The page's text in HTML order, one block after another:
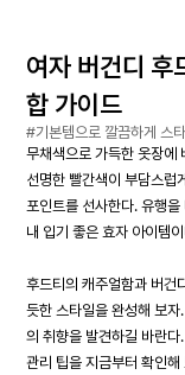
여자 버건디
합 가이드
#기본템으로 깔끔하게 스
무채색으로 가득한 옷장에
선명한 빨간색이 부담스럽
포인트를 선사한다. 유행
내 입기 좋은 효자 아이템
후드티의 캐주얼함과 버건
듯한 스타일을 완성해 보
의 취향을 발견하길 바란
관리 팁을 지금부터 확인해